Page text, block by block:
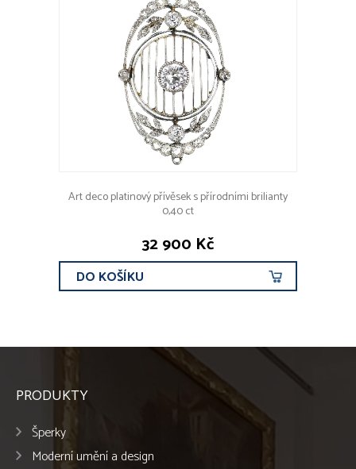
Art deco platinový přívěsek s přírodními brilianty
0,40 ct
32 900 Kč
DO KOŠÍKU
PRODUKTY
Šperky
Moderní umění a design